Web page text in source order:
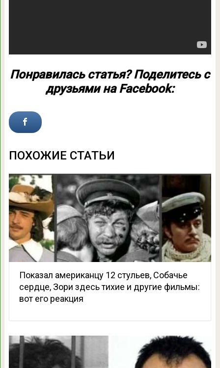
Понравилась статья? Поделитесь с
друзьями на Facebook:
ПОХОЖИЕ СТАТЬИ
Показал американцу 12 стульев, Собачье
сердце, Зори здесь тихие и другие фильмы:
вот его реакция